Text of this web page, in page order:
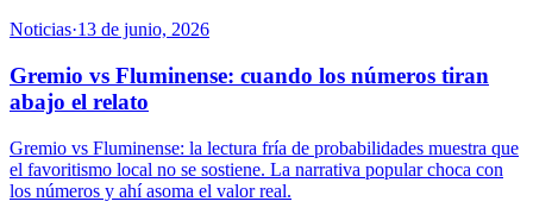
Noticias·13 de junio, 2026
Gremio vs Fluminense: cuando los números tiran
abajo el relato
Gremio vs Fluminense: la lectura fría de probabilidades muestra que
el favoritismo local no se sostiene. La narrativa popular choca con
los números y ahí asoma el valor real.